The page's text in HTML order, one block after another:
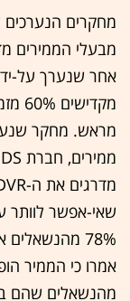
מבעלי הממירים
מראש. מחקר
שאי-אפשר לוותר